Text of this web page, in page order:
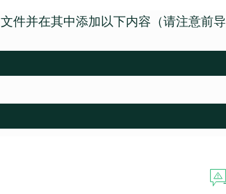
文件并在其中添加以下内容（请注意前导